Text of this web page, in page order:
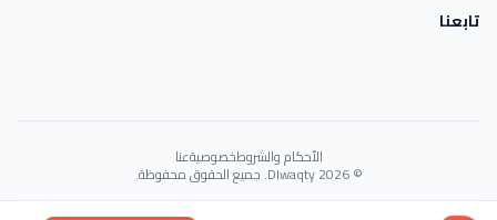
تابعنا
الأحكام والشروطخصوصيةعنا
© 2026 Dlwaqty. جميع الحقوق محفوظة.
Powered byGAIT